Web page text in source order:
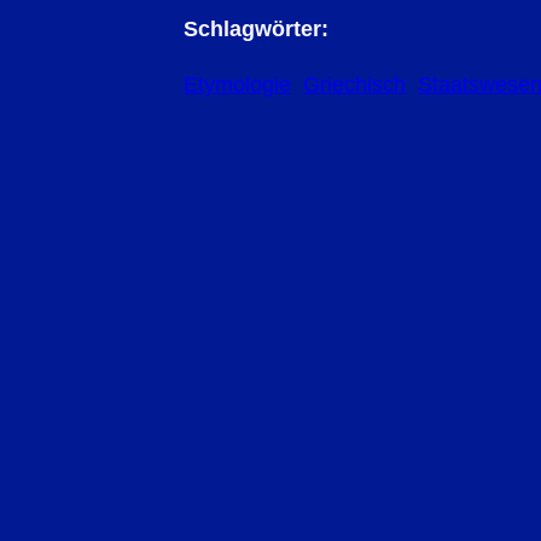
Schlagwörter:
Etymologie Griechisch Staatswesen